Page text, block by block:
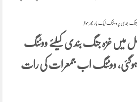
میں غزہ جنگ بندی کیلئے ووٹنگ
ہوگئی، ووٹنگ اب جمعرات کی رات